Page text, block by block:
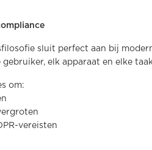
sluit perfect aan bij
elk apparaat en elke
om:
vereisten